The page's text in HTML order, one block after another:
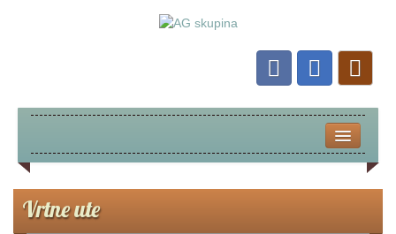
AKCIJA MESECA
Vrtne ute